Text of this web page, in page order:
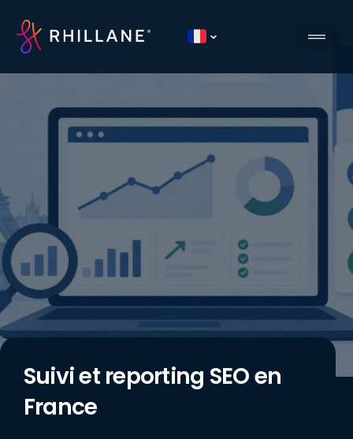
Current country
Suivi et reporting SEO en
France